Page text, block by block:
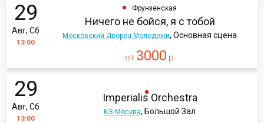
29
Авг, Сб
13:00
Фрунзенская
Ничего не бойся, я с тобой
Московский Дворец Молодежи, Основная сцена
от 3000 р.
29
Авг, Сб
13:00
Imperialis Orchestra
КЗ Москва, Большой Зал